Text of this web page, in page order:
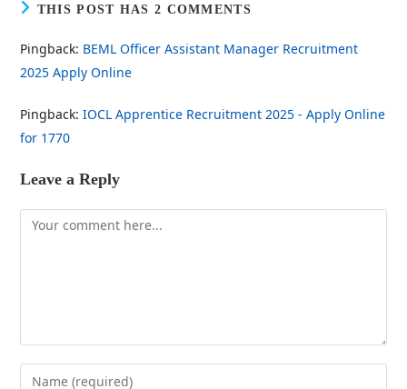
THIS POST HAS 2 COMMENTS
Pingback: BEML Officer Assistant Manager Recruitment
2025 Apply Online
Pingback:IOCL Apprentice Recruitment 2025 - Apply Online
for 1770
Leave a Reply